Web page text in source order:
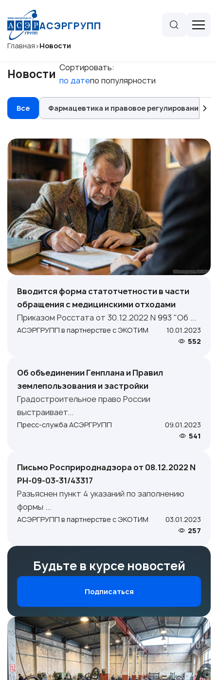
АСЭРГРУПП
Главная >Новости
Новости Сортировать:
по датепо популярности
Все Фармацевтика и правовое регулирование
Вводится форма статотчетности в части
обращения с медицинскими отходами
Приказом Росстата от 30.12.2022 N 993 "Об ...
АСЭРГРУПП в партнерстве с ЭКОТИМ
10.01.2023
552
Об объединении Генплана и Правил
землепользования и застройки
Градостроительное право России
выстраивает...
Пресс-служба АСЭРГРУПП
09.01.2023
541
Письмо Росприроднадзора от 08.12.2022 N
РН-09-03-31/43317
Разъяснен пункт 4 указаний по заполнению
формы ...
АСЭРГРУПП в партнерстве с ЭКОТИМ
03.01.2023
257
Будьте в курсе новостей
Подписаться